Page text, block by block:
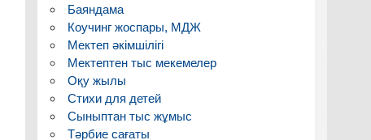
Баяндама
Коучинг жоспары, МДЖ
Мектеп әкімшілігі
Мектептен тыс мекемелер
Оқу жылы
Стихи для детей
Сыныптан тыс жұмыс
Тәрбие сағаты